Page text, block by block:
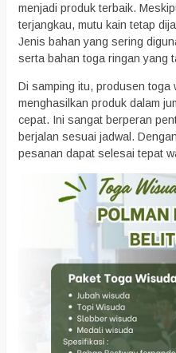
menjadi produk terbaik.
terjangkau, mutu kain tetap
Jenis bahan yang sering
serta bahan toga ringan yang
Di samping itu, produsen toga
menghasilkan produk dalam
cepat. Ini sangat berperan
berjalan sesuai jadwal.
pesanan dapat selesai tepat